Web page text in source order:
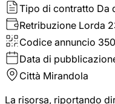
Tipo di contratto Da
Retribuzione Lorda
Codice annuncio
Data di
Città Mirandola
La risorsa, riportando